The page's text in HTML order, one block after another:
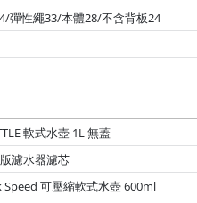
彈性繩33/本體28/不含背板24
軟式水壺 1L 無蓋
濾水器濾芯
Speed 可壓縮軟式水壺 600ml